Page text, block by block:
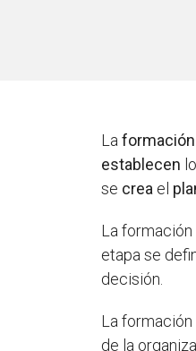
Laformación
establecen
se crea el
La
etapa se
decisión.
La
de la